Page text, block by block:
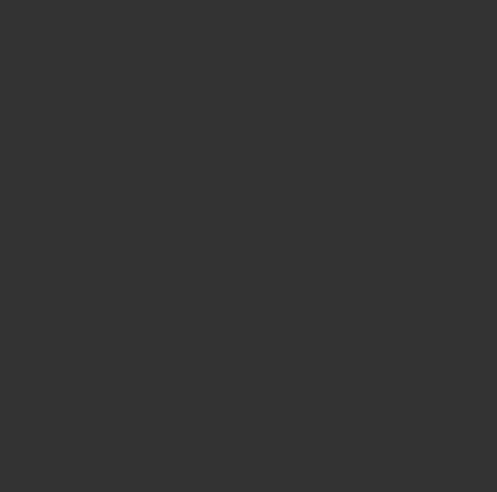
tárgy oktatása és tanulása mellett először találkoznak egy
hanem egy szemlélet, az egészségügyi-gyógyszerészi
szakmai felkészültségen túl, a gyógyszerészhallgatók
A gyógyszerészeti múlt bemutatásával megalapozza a
ismeretek megszerzése nem lehetséges a félév
kialakításában egy életre meghatározó lehet. Aki